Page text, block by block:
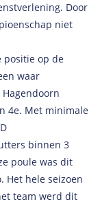
Door
niet
positie op de
waar
4e. Met minimale
binnen 3
poule was dit
Het hele seizoen
team werd dit